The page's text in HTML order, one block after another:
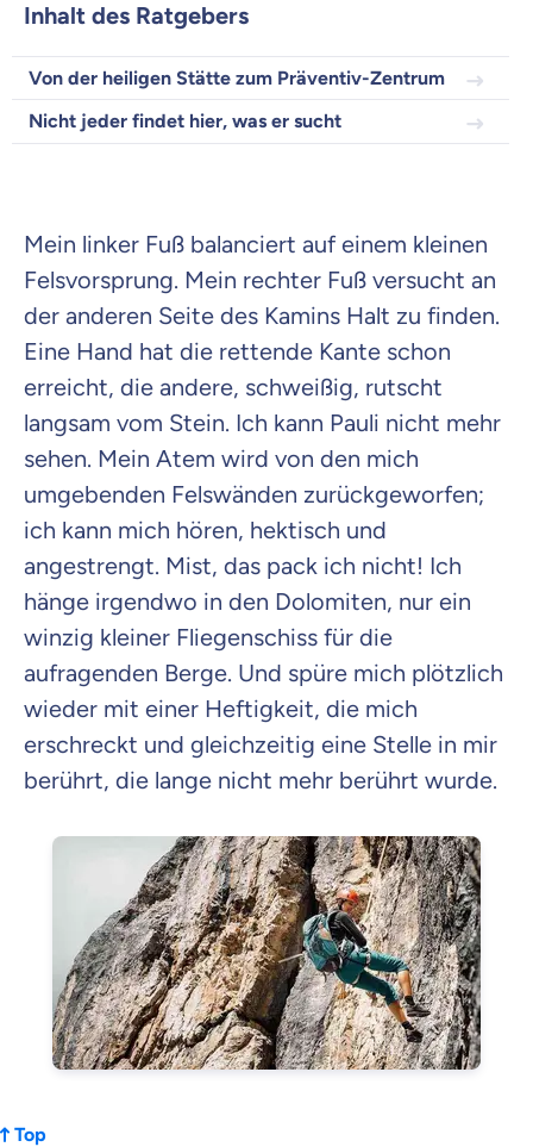
Inhalt des Ratgebers
Von der heiligen Stätte zum Präventiv-Zentrum
Nicht jeder findet hier, was er sucht
Mein linker Fuß balanciert auf einem kleinen
Felsvorsprung. Mein rechter Fuß versucht an
der anderen Seite des Kamins Halt zu finden.
Eine Hand hat die rettende Kante schon
erreicht, die andere, schweißig, rutscht
langsam vom Stein. Ich kann Pauli nicht mehr
sehen. Mein Atem wird von den mich
umgebenden Felswänden zurückgeworfen;
ich kann mich hören, hektisch und
angestrengt. Mist, das pack ich nicht! Ich
hänge irgendwo in den Dolomiten, nur ein
winzig kleiner Fliegenschiss für die
aufragenden Berge. Und spüre mich plötzlich
wieder mit einer Heftigkeit, die mich
erschreckt und gleichzeitig eine Stelle in mir
berührt, die lange nicht mehr berührt wurde.
Top
Wir möchten, dass du dich aus Überzeugung für
uns entscheidest.
Vergleich mit anderen Tarifen am Markt
Versicherungsprodukt wählen
Krankenvoll
Versicherung
Beamten
Versicherung
Zahnzusatz
Versicherung
Mit dem Abschicken meiner Daten erkläre ich meineEinwilligungzur
Kontaktaufnahme durch ottonova.
Weiter zu deinen Informationen